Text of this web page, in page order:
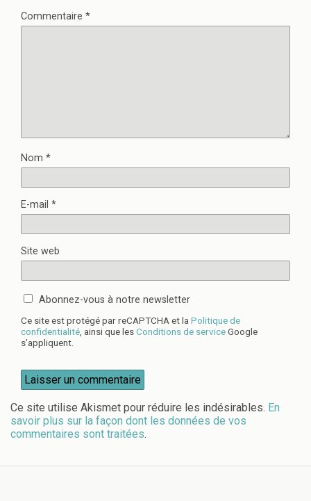
Commentaire *
Nom *
E-mail *
Site web
Abonnez-vous à notre newsletter
Ce site est protégé par reCAPTCHA et laPolitique de
confidentialité, ainsi que lesConditions de serviceGoogle
s’appliquent.
Ce site utilise Akismet pour réduire les indésirables. En
savoir plus sur la façon dont les données de vos
commentaires sont traitées.